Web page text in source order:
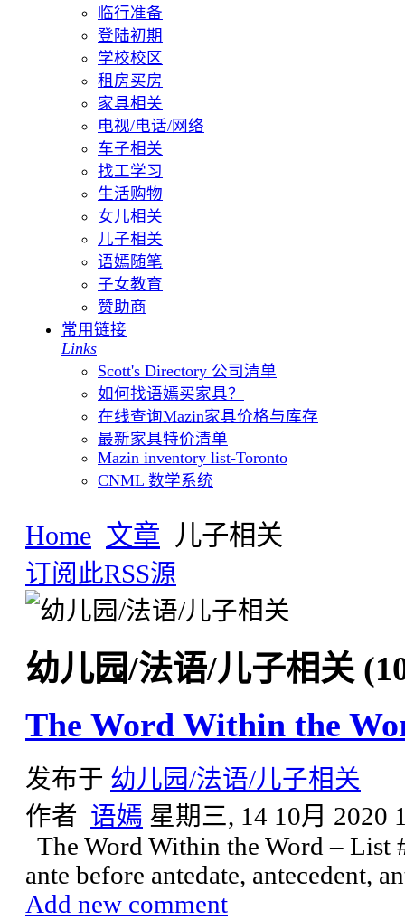
临行准备
登陆初期
学校校区
租房买房
家具相关
电视/电话/网络
车子相关
找工学习
生活购物
女儿相关
儿子相关
语嫣随笔
子女教育
赞助商
常用链接
Links
Scott's Directory 公司清单
如何找语嫣买家具？
在线查询Mazin家具价格与库存
最新家具特价清单
Mazin inventory list-Toronto
CNML 数学系统
Home 文章 儿子相关
订阅此RSS源
幼儿园/法语/儿子相关
The Word Within the
发布于 幼儿园/法语/儿子相关
作者 语嫣 星期三, 14 10月 2020
The Word Within the Word –
ante before antedate, antecedent,
Add new comment